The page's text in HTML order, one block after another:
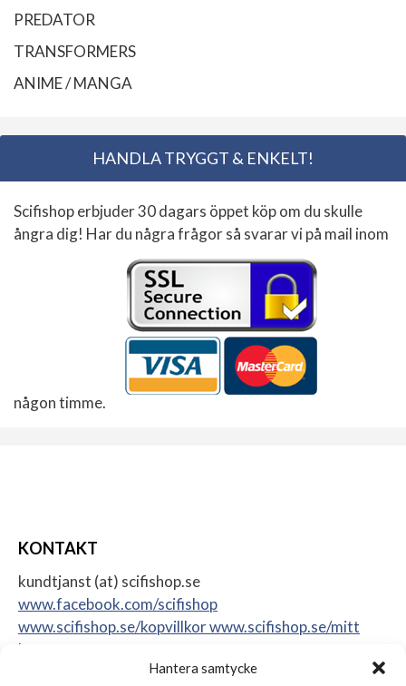
Hantera samtycke
PREDATOR
TRANSFORMERS
ANIME / MANGA
HANDLA TRYGGT & ENKELT!
Scifishop erbjuder 30 dagars öppet köp om du skulle
ångra dig! Har du några frågor så svarar vi på mail inom
någon timme.
KONTAKT
kundtjanst (at) scifishop.se
www.facebook.com/scifishop
www.scifishop.se/kopvillkorwww.scifishop.se/mitt
konto